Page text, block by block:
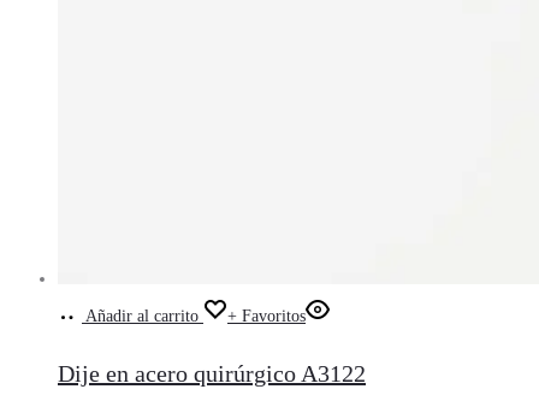
Añadir al carrito + Favoritos
Dije en acero quirúrgico A3122